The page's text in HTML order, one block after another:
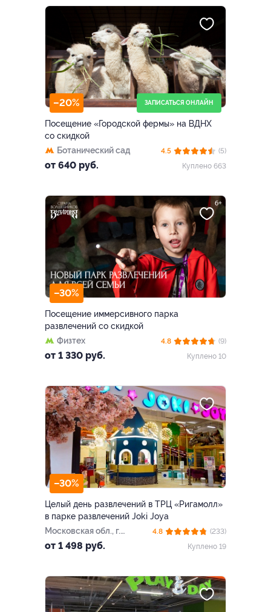
–20% ЗАПИСАТЬСЯ ОНЛАЙН
Посещение «Городской фермы» на ВДНХ
со скидкой
Ботанический сад
от 640 руб.
4.5
(5)
Куплено 663
–30%
Посещение иммерсивного парка
развлечений со скидкой
Физтех
от 1 330 руб.
4.8
(9)
Куплено 10
–30%
Целый день развлечений в ТРЦ «Ригамолл»
в парке развлечений Joki Joya
Московская обл., г.
Красногорск,
от 1 498 руб.
4.8
(233)
Куплено 19